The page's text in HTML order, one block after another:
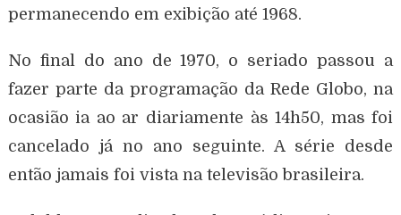
permanecendo em exibição até 1968.
No final do ano de 1970, o seriado passou a
fazer parte da programação da Rede Globo, na
ocasião ia ao ar diariamente às 14h50, mas foi
cancelado já no ano seguinte. A série desde
então jamais foi vista na televisão brasileira.